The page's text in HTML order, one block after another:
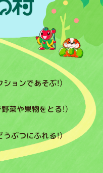
ョンであそぶ！）
菜や果物をとる！）
ぶつにふれる！）